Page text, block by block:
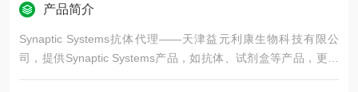
产品简介
Synaptic Systems抗体代理——天津益元利康生物科技有限公
司，提供Synaptic Systems产品，如抗体、试剂盒等产品，更多
Synaptic Systems品牌产品，欢迎咨询！